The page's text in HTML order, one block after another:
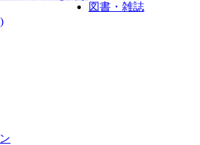
図書・雑誌